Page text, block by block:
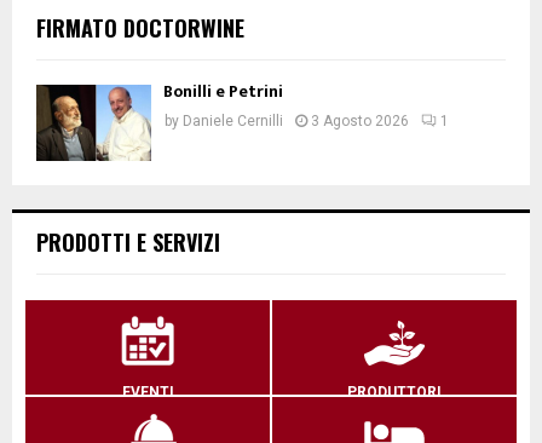
FIRMATO DOCTORWINE
Bonilli e Petrini
by Daniele Cernilli 3 Agosto 2026 1
PRODOTTI E SERVIZI
EVENTI PRODUTTORI